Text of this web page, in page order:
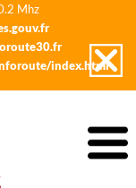
Mhz
index.html